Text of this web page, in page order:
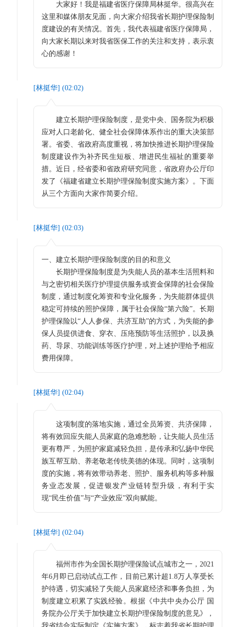
大家好！我是福建省医疗保障局林挺华。很高兴在
这里和媒体朋友见面，向大家介绍我省长期护理保险制
度建设的有关情况。首先，我代表福建省医疗保障局，
向大家长期以来对我省医保工作的关注和支持，表示衷
心的感谢！
[林挺华] (02:02)
建立长期护理保险制度，是党中央、国务院为积极
应对人口老龄化、健全社会保障体系作出的重大决策部
署。省委、省政府高度重视，将加快推进长期护理保险
制度建设作为补齐民生短板、增进民生福祉的重要举
措。近日，经省委和省政府研究同意，省政府办公厅印
发了《福建省建立长期护理保险制度实施方案》。下面
从三个方面向大家作简要介绍。
[林挺华] (02:03)
一、建立长期护理保险制度的目的和意义
长期护理保险制度是为失能人员的基本生活照料和
与之密切相关医疗护理提供服务或资金保障的社会保险
制度，通过制度化筹资和专业化服务，为失能群体提供
稳定可持续的照护保障，属于社会保险“第六险”。长期
护理保险以“人人参保、共济互助”的方式，为失能的参
保人员提供进食、穿衣、压疮预防等生活照护，以及换
药、导尿、功能训练等医疗护理，对上述护理给予相应
费用保障。
[林挺华] (02:04)
这项制度的落地实施，通过全员筹资、共济保障，
将有效回应失能人员家庭的急难愁盼，让失能人员生活
更有尊严，为照护家庭减轻负担，是传承和弘扬中华民
族互帮互助、养老敬老传统美德的体现。同时，这项制
度的实施，将有效带动养老、照护、服务机构等多种服
务业态发展，促进银发产业链转型升级，有利于实
现“民生价值”与“产业效应”双向赋能。
[林挺华] (02:04)
福州市作为全国长期护理保险试点城市之一，2021
年6月即已启动试点工作，目前已累计超1.8万人享受长
护待遇，切实减轻了失能人员家庭经济和事务负担，为
制度建立积累了实践经验。根据《中共中央办公厅 国
务院办公厅关于加快建立长期护理保险制度的意见》，